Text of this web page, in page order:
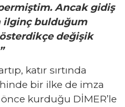
Ancak gidiş
ilginç bulduğum
değişik
katır sırtında
bir ilke de imza
kurduğu DİMER’le